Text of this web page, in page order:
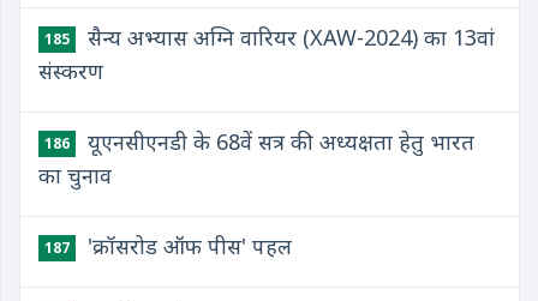
185
सैन्य अभ्यास अग्नि वारियर (XAW-2024) का 13वां
संस्करण
186
यूएनसीएनडी के 68वें सत्र की अध्यक्षता हेतु भारत
का चुनाव
187 'क्रॉसरोड ऑफ पीस' पहल